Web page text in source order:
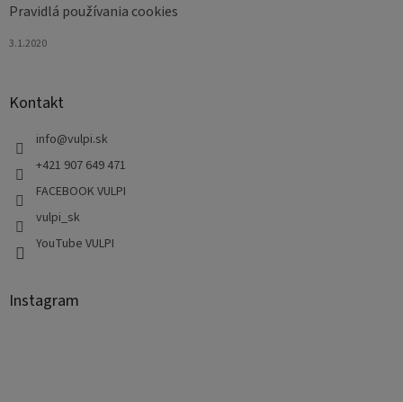
Pravidlá používania cookies
3.1.2020
Kontakt
info@vulpi.sk
+421 907 649 471
FACEBOOK VULPI
vulpi_sk
YouTube VULPI
Instagram